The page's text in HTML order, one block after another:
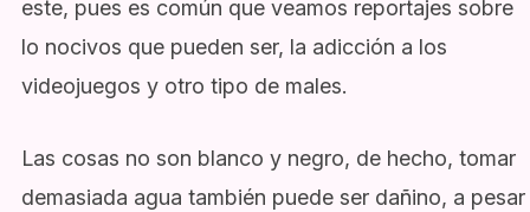
este, pues es común que veamos reportajes sobre
lo nocivos que pueden ser, la adicción a los
videojuegos y otro tipo de males.
Las cosas no son blanco y negro, de hecho, tomar
demasiada agua también puede ser dañino, a pesar